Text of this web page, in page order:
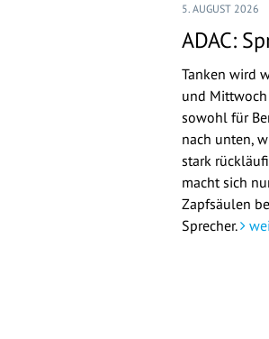
5. AUGUST 2026
ADAC:
Tanken wird
und
sowohl für
nach unten,
stark
macht sich
Zapfsäulen
Sprecher.